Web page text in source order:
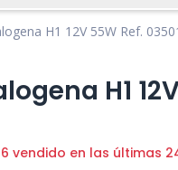
H1 12V 55W Ref.
H1
6 vendido en las últimas